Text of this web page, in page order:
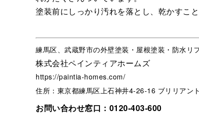
塗装前にしっかり汚れを落とし、乾かすこ
練馬区、武蔵野市の外壁塗装・屋根塗装・防水リ
株式会社ペインティアホームズ
https://paintia-homes.com/
住所：東京都練馬区上石神井4-26-16 ブリリアン
お問い合わせ窓口： 0120-403-600